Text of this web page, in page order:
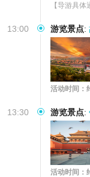
【导游具体
13:00 游览景点:
活动时间：
13:30 游览景点:
活动时间：